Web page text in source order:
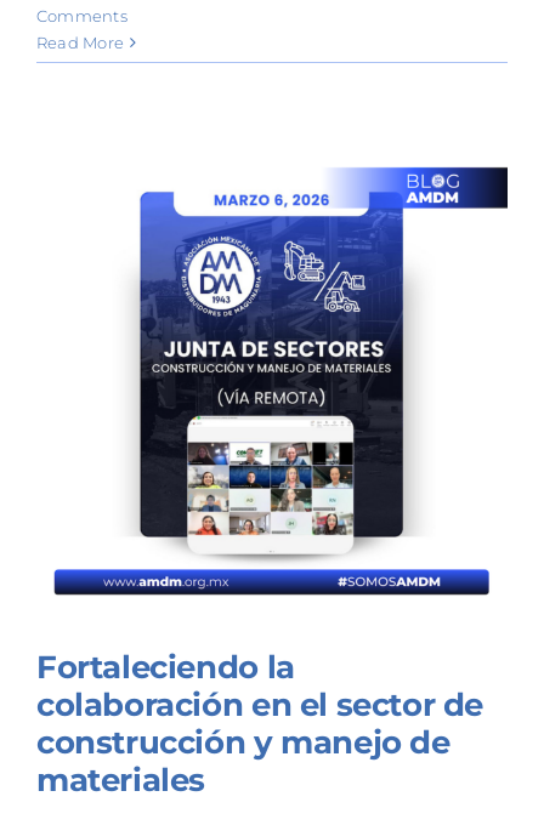
Comments
Read More
Fortaleciendo la
colaboración en el sector de
construcción y manejo de
materiales